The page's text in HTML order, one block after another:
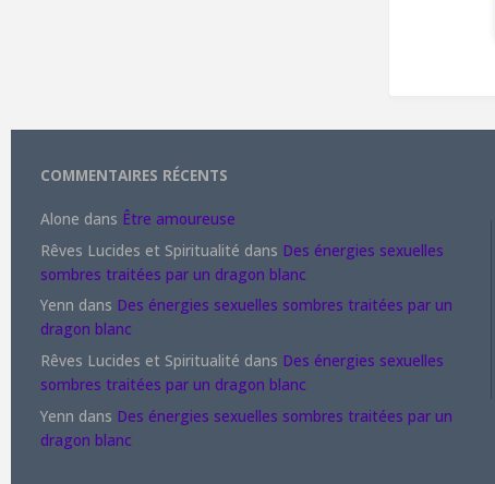
COMMENTAIRES RÉCENTS
Alone dans Être amoureuse
Rêves Lucides et Spiritualité dans Des énergies sexuelles
sombres traitées par un dragon blanc
Yenn dans Des énergies sexuelles sombres traitées par un
dragon blanc
Rêves Lucides et Spiritualité dans Des énergies sexuelles
sombres traitées par un dragon blanc
Yenn dans Des énergies sexuelles sombres traitées par un
dragon blanc